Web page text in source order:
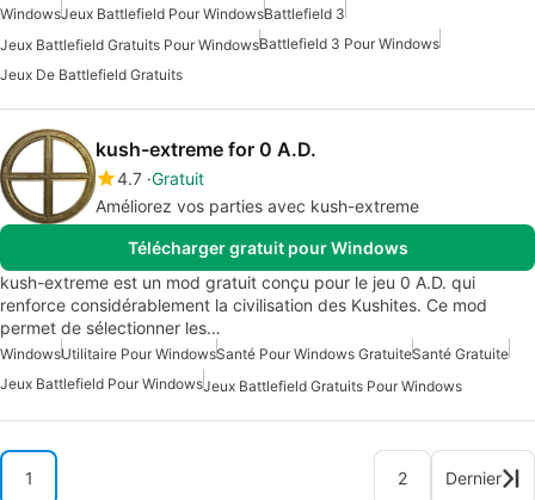
WindowsJeux Battlefield Pour WindowsBattlefield 3
Jeux Battlefield Gratuits Pour WindowsBattlefield 3 Pour Windows
Jeux De Battlefield Gratuits
kush-extreme for 0 A.D.
4.7 Gratuit
Améliorez vos parties avec kush-extreme
Télécharger gratuit pour Windows
kush-extreme est un mod gratuit conçu pour le jeu 0 A.D. qui
renforce considérablement la civilisation des Kushites. Ce mod
permet de sélectionner les…
WindowsUtilitaire Pour WindowsSanté Pour Windows GratuiteSanté Gratuite
Jeux Battlefield Pour WindowsJeux Battlefield Gratuits Pour Windows
1 2 Dernier